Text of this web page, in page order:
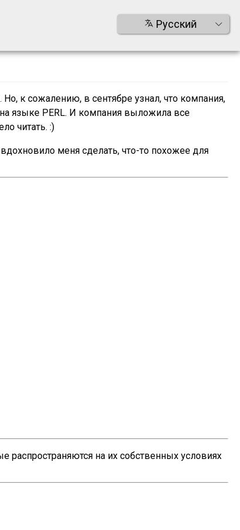
Русский
к сожалению, в сентябре узнал, что компания,
на языке PERL. И компания выложила все
читать. :)
меня сделать, что-то похожее для
распространяются на их собственных условиях